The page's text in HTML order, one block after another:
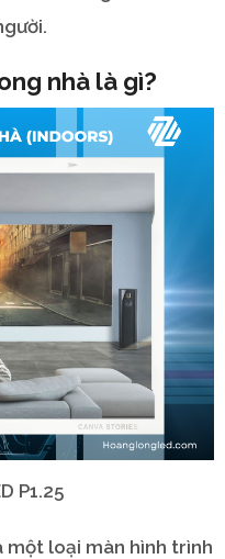
nhà là gì?
P1.25
một loại màn hình trình